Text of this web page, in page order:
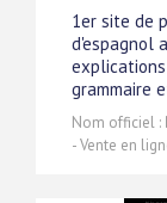
1er site de
d'espagnol
explications
grammaire
Nom officiel :
- Vente en